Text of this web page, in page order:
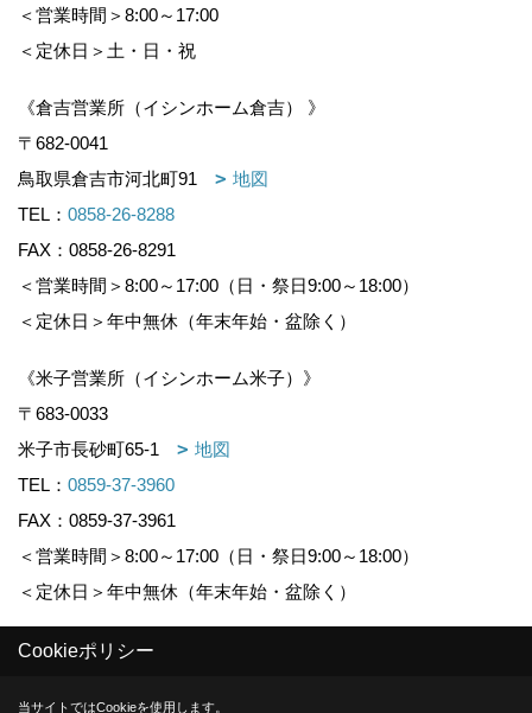
＜営業時間＞8:00～17:00
＜定休日＞土・日・祝
《倉吉営業所（イシンホーム倉吉） 》
〒682-0041
鳥取県倉吉市河北町91
地図
TEL： 0858-26-8288
FAX：0858-26-8291
＜営業時間＞8:00～17:00（日・祭日9:00～18:00）
＜定休日＞年中無休（年末年始・盆除く）
《米子営業所（イシンホーム米子）》
〒683-0033
米子市長砂町65-1
地図
TEL： 0859-37-3960
FAX：0859-37-3961
＜営業時間＞8:00～17:00（日・祭日9:00～18:00）
＜定休日＞年中無休（年末年始・盆除く）
Cookieポリシー
当サイトではCookieを使用します。